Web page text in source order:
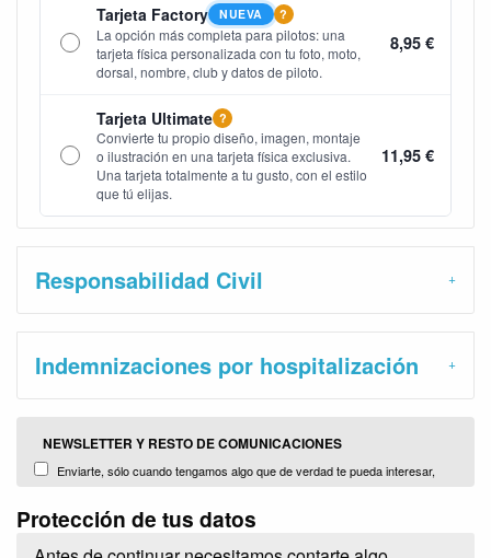
Tarjeta Factory NUEVA ?
La opción más completa para pilotos: una
tarjeta física personalizada con tu foto, moto,
dorsal, nombre, club y datos de piloto.
8,95 €
Tarjeta Ultimate ?
Convierte tu propio diseño, imagen, montaje
o ilustración en una tarjeta física exclusiva.
Una tarjeta totalmente a tu gusto, con el estilo
que tú elijas.
11,95 €
Responsabilidad Civil
Indemnizaciones por hospitalización
NEWSLETTER Y RESTO DE COMUNICACIONES
Enviarte, sólo cuando tengamos algo que de verdad te pueda interesar,
y servicios o de terceros comercializados y distribuidos por nosotors (Plug
Protección de tus datos